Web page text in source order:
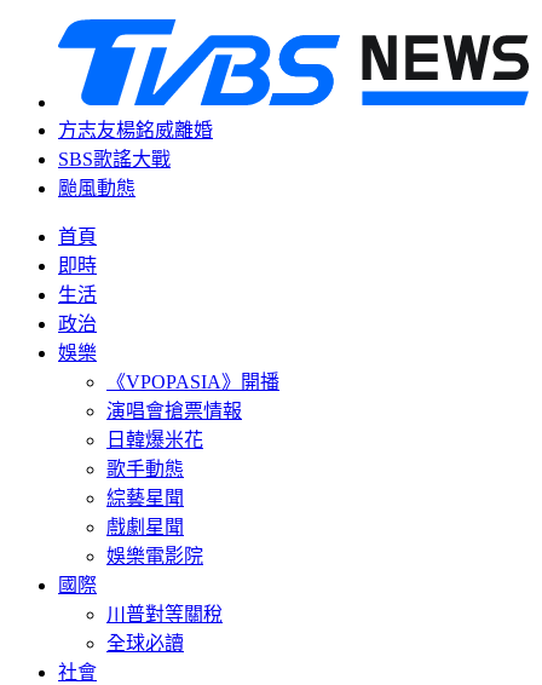
方志友楊銘威離婚
SBS歌謠大戰
颱風動態
首頁
即時
生活
政治
娛樂
《VPOPASIA》開播
演唱會搶票情報
日韓爆米花
歌手動態
綜藝星聞
戲劇星聞
娛樂電影院
國際
川普對等關稅
全球必讀
社會